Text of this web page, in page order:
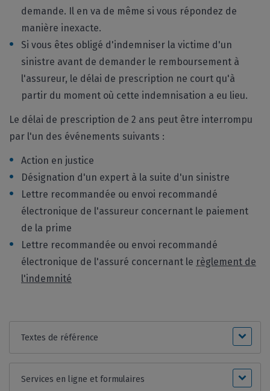
demande. Il en va de même si vous répondez de
manière inexacte.
Si vous êtes obligé d'indemniser la victime d'un
sinistre avant de demander le remboursement à
l'assureur, le délai de prescription ne court qu'à
partir du moment où cette indemnisation a eu lieu.
Le délai de prescription de 2 ans peut être interrompu
par l'un des événements suivants :
Action en justice
Désignation d'un expert à la suite d'un sinistre
Lettre recommandée ou envoi recommandé
électronique de l'assureur concernant le paiement
de la prime
Lettre recommandée ou envoi recommandé
électronique de l'assuré concernant le règlement de
l'indemnité
Textes de référence
Services en ligne et formulaires